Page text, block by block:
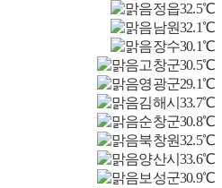
정읍32.5℃
남원32.1℃
장수30.1℃
고창군30.5℃
영광군29.1℃
김해시 33.7℃
순창군30.8℃
북창원32.5℃
양산시 33.6℃
보성군30.9℃